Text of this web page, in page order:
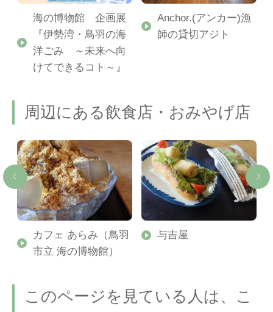
海の博物館 企画展
『伊勢湾・鳥羽の海
洋ごみ ～未来へ向
けてできるコト～』
Anchor.(アンカー)漁
師の貸切アジト
周辺にある飲食店・おみやげ店
カフェ あらみ（鳥羽
市立 海の博物館）
与吉屋
このページを見ている人は、こ